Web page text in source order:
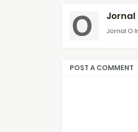
Jornal
Jornal O
POST A COMMENT